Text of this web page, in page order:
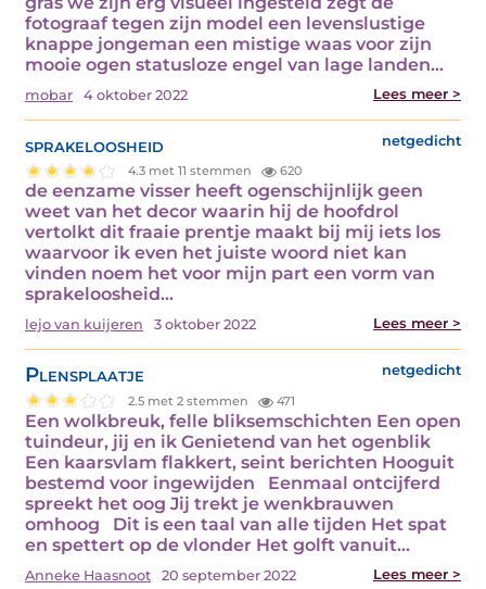
fotograaf tegen zijn model een levenslustige
knappe jongeman een mistige waas voor zijn
mooie ogen statusloze engel van lage landen…
mobar 4 oktober 2022 Lees meer >
sprakeloosheid netgedicht
4.3 met 11 stemmen 620
de eenzame visser heeft ogenschijnlijk geen
weet van het decor waarin hij de hoofdrol
vertolkt dit fraaie prentje maakt bij mij iets los
waarvoor ik even het juiste woord niet kan
vinden noem het voor mijn part een vorm van
sprakeloosheid…
lejo van kuijeren 3 oktober 2022 Lees meer >
Plensplaatje netgedicht
2.5 met 2 stemmen 471
Een wolkbreuk, felle bliksemschichten Een open
tuindeur, jij en ik Genietend van het ogenblik
Een kaarsvlam flakkert, seint berichten Hooguit
bestemd voor ingewijden Eenmaal ontcijferd
spreekt het oog Jij trekt je wenkbrauwen
omhoog Dit is een taal van alle tijden Het spat
en spettert op de vlonder Het golft vanuit…
Anneke Haasnoot 20 september 2022 Lees meer >